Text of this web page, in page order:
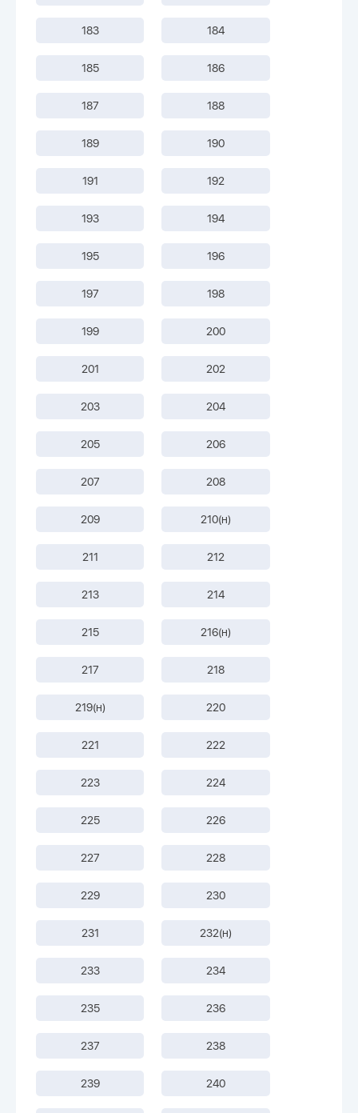
183 184
185 186
187 188
189 190
191 192
193 194
195 196
197 198
199 200
201 202
203 204
205 206
207 208
209 210(н)
211 212
213 214
215 216(н)
217 218
219(н) 220
221 222
223 224
225 226
227 228
229 230
231 232(н)
233 234
235 236
237 238
239 240